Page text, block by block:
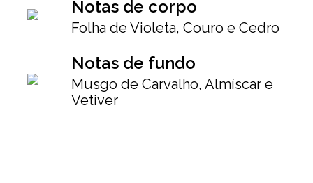
Notas de corpo
Folha de Violeta, Couro e Cedro
Notas de fundo
Musgo de Carvalho, Almíscar e
Vetiver